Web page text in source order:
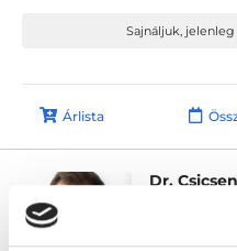
Sajnáljuk,
Árlista
Dr.